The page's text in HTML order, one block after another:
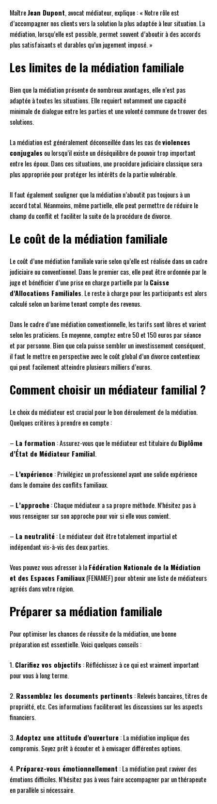
MaîtreJean Dupont , avocat médiateur, explique : « Notre rôle est
d’accompagner nos clients vers la solution la plus adaptée à leur situation. La
médiation, lorsqu’elle est possible, permet souvent d’aboutir à des accords
plus satisfaisants et durables qu’un jugement imposé. »
Les limites de la médiation familiale
Bien que la médiation présente de nombreux avantages, elle n’est pas
adaptée à toutes les situations. Elle requiert notamment une capacité
minimale de dialogue entre les parties et une volonté commune de trouver des
solutions.
La médiation est généralement déconseillée dans les cas deviolences
conjugales ou lorsqu’il existe un déséquilibre de pouvoir trop important
entre les époux. Dans ces situations, une procédure judiciaire classique sera
plus appropriée pour protéger les intérêts de la partie vulnérable.
Il faut également souligner que la médiation n’aboutit pas toujours à un
accord total. Néanmoins, même partielle, elle peut permettre de réduire le
champ du conflit et faciliter la suite de la procédure de divorce.
Le coût de la médiation familiale
Le coût d’une médiation familiale varie selon qu’elle est réalisée dans un cadre
judiciaire ou conventionnel. Dans le premier cas, elle peut être ordonnée par le
juge et bénéficier d’une prise en charge partielle par laCaisse
d’Allocations Familiales . Le reste à charge pour les participants est alors
calculé selon un barème tenant compte des revenus.
Dans le cadre d’une médiation conventionnelle, les tarifs sont libres et varient
selon les praticiens. En moyenne, comptez entre 50 et 150 euros par séance
et par personne. Bien que cela puisse sembler un investissement conséquent,
il faut le mettre en perspective avec le coût global d’un divorce contentieux
qui peut facilement atteindre plusieurs milliers d’euros.
Comment choisir un médiateur familial ?
Le choix du médiateur est crucial pour le bon déroulement de la médiation.
Quelques critères à prendre en compte :
– La formation : Assurez-vous que le médiateur est titulaire duDiplôme
d’État de Médiateur Familial
– L’expérience: Privilégiez un professionnel ayant une solide expérience
dans le domaine des conflits familiaux.
– L’approche: Chaque médiateur a sa propre méthode. N’hésitez pas à
vous renseigner sur son approche pour voir si elle vous convient.
– La neutralité: Le médiateur doit être totalement impartial et
indépendant vis-à-vis des deux parties.
Vous pouvez vous adresser à laFédération Nationale de la Médiation
et des Espaces Familiaux(FENAMEF) pour obtenir une liste de médiateurs
agréés dans votre région.
Préparer sa médiation familiale
Pour optimiser les chances de réussite de la médiation, une bonne
préparation est essentielle. Voici quelques conseils :
1. Clarifiez vos objectifs : Réfléchissez à ce qui est vraiment important
pour vous à long terme.
2. Rassemblez les documents pertinents : Relevés bancaires, titres de
propriété, etc. Ces informations faciliteront les discussions sur les aspects
financiers.
3. Adoptez une attitude d’ouverture: La médiation implique des
compromis. Soyez prêt à écouter et à envisager différentes options.
4. Préparez-vous émotionnellement : La médiation peut raviver des
émotions difficiles. N’hésitez pas à vous faire accompagner par un thérapeute
en parallèle si nécessaire.